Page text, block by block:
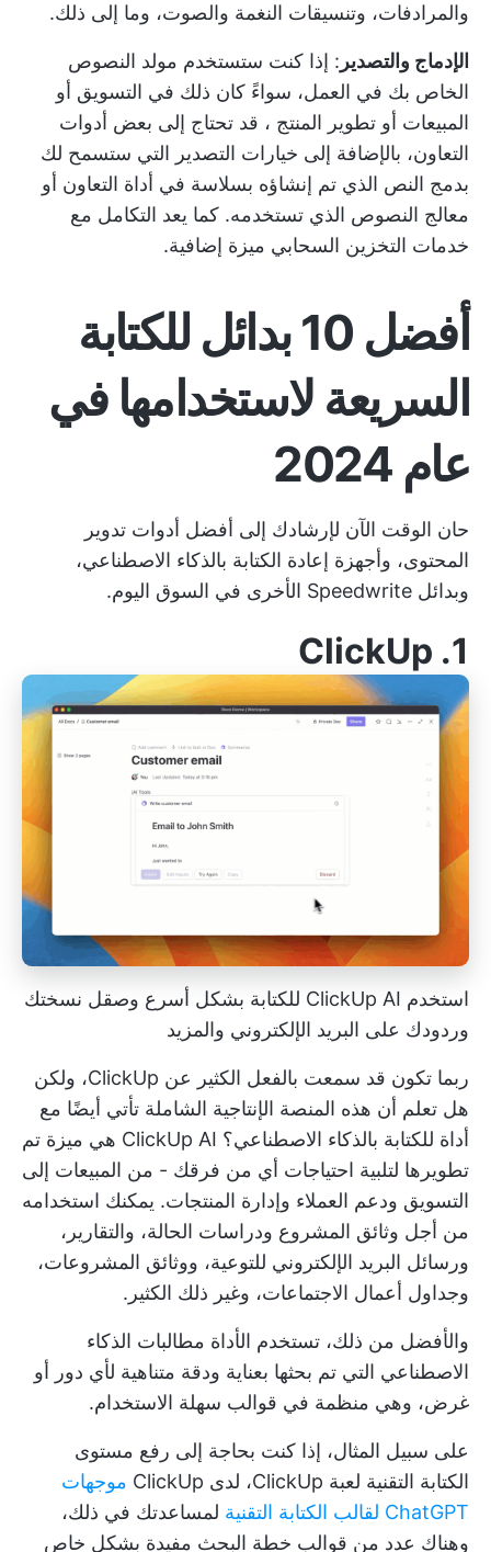
والمرادفات، وتنسيقات النغمة والصوت، وما إلى ذلك.
الإدماج والتصدير : إذا كنت ستستخدم مولد النصوص
الخاص بك في العمل، سواءً كان ذلك في التسويق أو
المبيعات أو تطوير المنتج ، قد تحتاج إلى بعض أدوات
التعاون، بالإضافة إلى خيارات التصدير التي ستسمح لك
بدمج النص الذي تم إنشاؤه بسلاسة في أداة التعاون أو
معالج النصوص الذي تستخدمه. كما يعد التكامل مع
خدمات التخزين السحابي ميزة إضافية.
أفضل 10 بدائل للكتابة
السريعة لاستخدامها في
عام 2024
حان الوقت الآن لإرشادك إلى أفضل أدوات تدوير
المحتوى، وأجهزة إعادة الكتابة بالذكاء الاصطناعي،
وبدائل Speedwrite الأخرى في السوق اليوم.
1.
ClickUp
استخدم ClickUp AI للكتابة بشكل أسرع وصقل نسختك
وردودك على البريد الإلكتروني والمزيد
ربما تكون قد سمعت بالفعل الكثير عن ClickUp، ولكن
هل تعلم أن هذه المنصة الإنتاجية الشاملة تأتي أيضًا مع
أداة للكتابة بالذكاء الاصطناعي؟ ClickUp AI هي ميزة تم
تطويرها لتلبية احتياجات أي من فرقك - من المبيعات إلى
التسويق ودعم العملاء وإدارة المنتجات. يمكنك استخدامه
من أجل وثائق المشروع ودراسات الحالة، والتقارير،
ورسائل البريد الإلكتروني للتوعية، ووثائق المشروعات،
وجداول أعمال الاجتماعات، وغير ذلك الكثير.
والأفضل من ذلك، تستخدم الأداة مطالبات الذكاء
الاصطناعي التي تم بحثها بعناية ودقة متناهية لأي دور أو
غرض، وهي منظمة في قوالب سهلة الاستخدام.
على سبيل المثال، إذا كنت بحاجة إلى رفع مستوى
الكتابة التقنية لعبة ClickUp، لدى ClickUp
موجهات
ChatGPT لقالب الكتابة التقنية
لمساعدتك في ذلك،
وهناك عدد من قوالب خطة البحث مفيدة بشكل خاص